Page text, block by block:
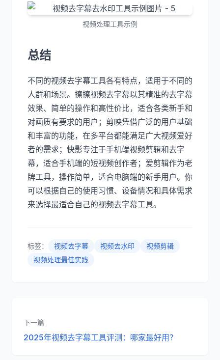
视频处理工具示例
总结
不同的视频去字幕工具各有特点，适用于不同的
人群和场景。擦擦视频去字幕以其精准的去字幕
效果、简单的操作和高性价比，适合各类新手和
对画质有要求的用户；剪映凭借广泛的用户基础
和丰富的功能，在多平台都能满足广大视频爱好
者的需求；快影专注于手机端视频剪辑和去字
幕，适合手机端的短视频创作者；爱剪辑作为老
牌工具，操作简单，适合电脑端的新手用户。你
可以根据自己的使用习惯、设备情况和具体需求
来选择最适合自己的视频去字幕工具。
标签： 视频去字幕 视频去水印
视频剪辑
视频处理最佳实践
下一篇
2025年视频去字幕工具评测：哪家最好用？